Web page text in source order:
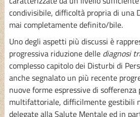
condivisibile, difficoltà propria di una
mai completamente definito/bile.
Uno degli aspetti più discussi è
progressiva riduzione delle diagnosi
complesso capitolo dei Disturbi di
anche segnalato un più recente
nuove forme espressive di sofferenza
multifattoriale, difficilmente gestibili
delegate alla Salute Mentale ed in